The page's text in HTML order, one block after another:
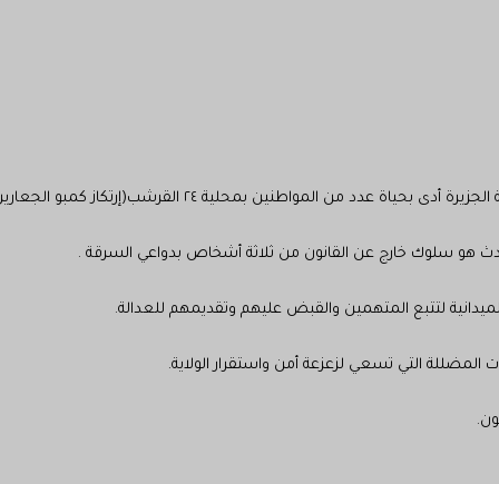
من المواطنين بمحلية ٢٤ القرشب(إرتكاز كمبو الجعارين ).
حدث هو سلوك خارج عن القانون من ثلاثة أشخاص بدواعي السرقة .
لتتبع المتهمين والقبض عليهم وتقديمهم للعدالة.
المضللة التي تسعي لزعزعة أمن واستقرار الولاية.